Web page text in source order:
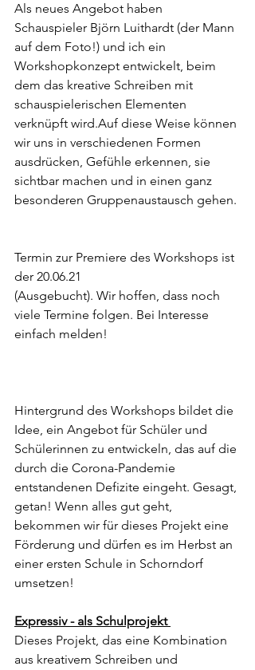
Als neues Angebot haben
Schauspieler Björn Luithardt (der Mann
auf dem Foto!) und ich ein
Workshopkonzept entwickelt, beim
dem das kreative Schreiben mit
schauspielerischen Elementen
verknüpft wird.Auf diese Weise können
wir uns in verschiedenen Formen
ausdrücken, Gefühle erkennen, sie
sichtbar machen und in einen ganz
besonderen Gruppenaustausch gehen.
Termin zur Premiere des Workshops ist
der 20.06.21
(Ausgebucht). Wir hoffen, dass noch
viele Termine folgen. Bei Interesse
einfach melden!
Hintergrund des Workshops bildet die
Idee, ein Angebot für Schüler und
Schülerinnen zu entwickeln, das auf die
durch die Corona-Pandemie
entstandenen Defizite eingeht. Gesagt,
getan! Wenn alles gut geht,
bekommen wir für dieses Projekt eine
Förderung und dürfen es im Herbst an
einer ersten Schule in Schorndorf
umsetzen!
Expressiv - als Schulprojekt
Dieses Projekt, das eine Kombination
aus kreativem Schreiben und